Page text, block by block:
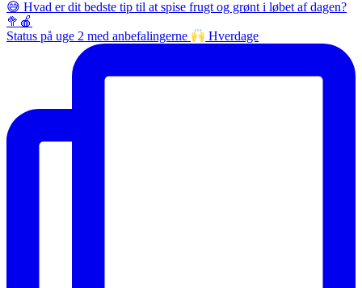
Status på uge 2 med anbefalingerne Hverdage